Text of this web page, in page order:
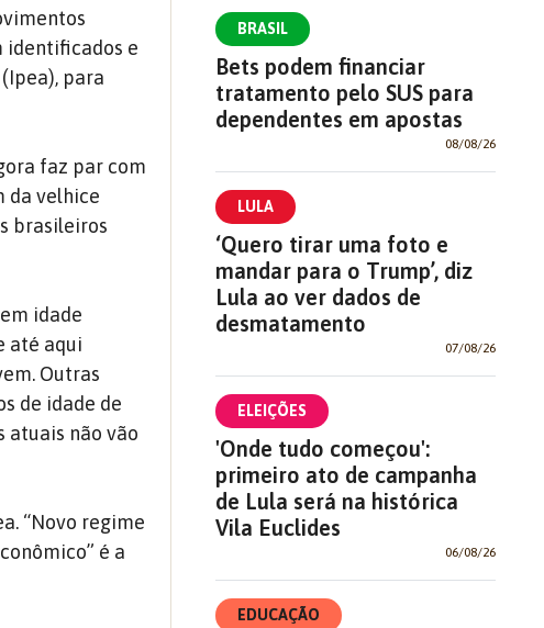
identificados e
para
faz par com
da velhice
brasileiros
idade
até aqui
Outras
de idade de
atuais não vão
“Novo regime
é a
BRASIL
Bets podem financiar
tratamento pelo SUS para
dependentes em apostas
08/08/26
LULA
‘Quero tirar uma foto e
mandar para o Trump’, diz
Lula ao ver dados de
desmatamento
07/08/26
ELEIÇÕES
'Onde tudo começou':
primeiro ato de campanha
de Lula será na histórica
Vila Euclides
06/08/26
EDUCAÇÃO